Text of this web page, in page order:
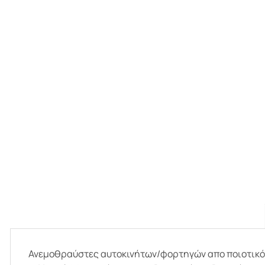
Ανεμοθραύστες αυτοκινήτων/φορτηγών απο